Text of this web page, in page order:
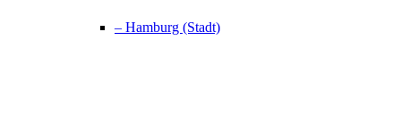
– Hamburg (Stadt)